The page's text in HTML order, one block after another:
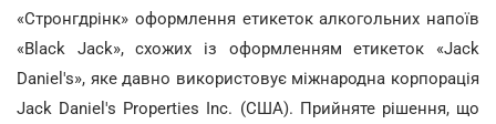
«Стронгдрінк» оформлення етикеток алкогольних напоїв
«Black Jack», схожих із оформленням етикеток «Jack
Daniel's», яке давно використовує міжнародна корпорація
Jack Daniel's Properties Inc. (США). Прийняте рішення, що